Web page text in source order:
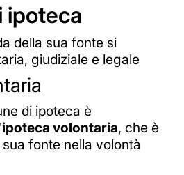
ipoteca
della sua fonte si
giudiziale e legale
di ipoteca è
ipoteca volontaria, che è
fonte nella volontà